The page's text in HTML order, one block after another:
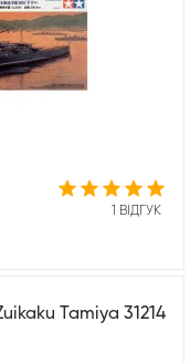
1 ВІДГУК
Tamiya 31214